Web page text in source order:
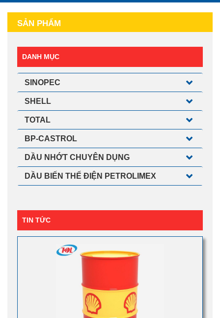
SẢN PHẨM
DANH MỤC
SINOPEC
SHELL
TOTAL
BP-CASTROL
DẦU NHỚT CHUYÊN DỤNG
DẦU BIẾN THẾ ĐIỆN PETROLIMEX
TIN TỨC